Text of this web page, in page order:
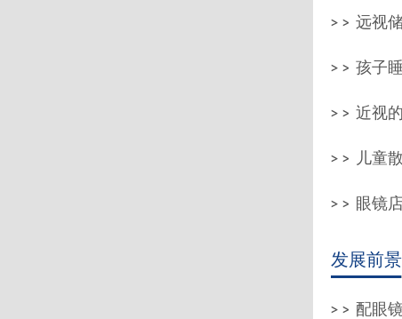
远视
孩子
近视
儿童
眼镜
发展前景
配眼